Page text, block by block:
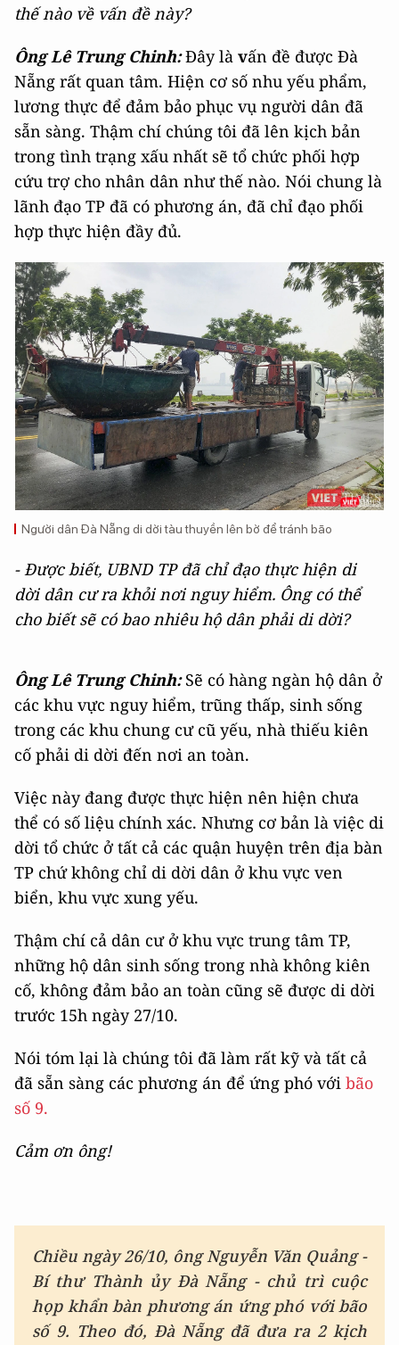
thế nào về vấn đề này?
Ông Lê Trung Chinh: Đây là vấn đề được Đà
Nẵng rất quan tâm. Hiện cơ số nhu yếu phẩm,
lương thực để đảm bảo phục vụ người dân đã
sẵn sàng. Thậm chí chúng tôi đã lên kịch bản
trong tình trạng xấu nhất sẽ tổ chức phối hợp
cứu trợ cho nhân dân như thế nào. Nói chung là
lãnh đạo TP đã có phương án, đã chỉ đạo phối
hợp thực hiện đầy đủ.
Người dân Đà Nẵng di dời tàu thuyền lên bờ để tránh bão
- Được biết, UBND TP đã chỉ đạo thực hiện di
dời dân cư ra khỏi nơi nguy hiểm. Ông có thể
cho biết sẽ có bao nhiêu hộ dân phải di dời?
Ông Lê Trung Chinh:Sẽ có hàng ngàn hộ dân ở
các khu vực nguy hiểm, trũng thấp, sinh sống
trong các khu chung cư cũ yếu, nhà thiếu kiên
cố phải di dời đến nơi an toàn.
Việc này đang được thực hiện nên hiện chưa
thể có số liệu chính xác. Nhưng cơ bản là việc di
dời tổ chức ở tất cả các quận huyện trên địa bàn
TP chứ không chỉ di dời dân ở khu vực ven
biển, khu vực xung yếu.
Thậm chí cả dân cư ở khu vực trung tâm TP,
những hộ dân sinh sống trong nhà không kiên
cố, không đảm bảo an toàn cũng sẽ được di dời
trước 15h ngày 27/10.
Nói tóm lại là chúng tôi đã làm rất kỹ và tất cả
đã sẵn sàng các phương án để ứng phó với bão
số 9.
Cảm ơn ông!
Chiều ngày 26/10, ông Nguyễn Văn Quảng -
Bí thư Thành ủy Đà Nẵng - chủ trì cuộc
họp khẩn bàn phương án ứng phó với bão
số 9. Theo đó, Đà Nẵng đã đưa ra 2 kịch